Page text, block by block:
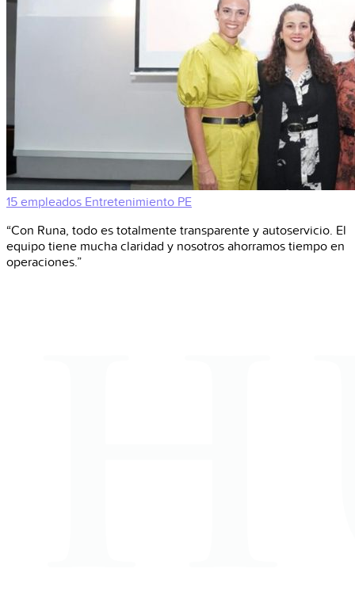
15 empleados Entretenimiento PE
“Con Runa, todo es totalmente transparente y autoservicio. El
equipo tiene mucha claridad y nosotros ahorramos tiempo en
operaciones.”